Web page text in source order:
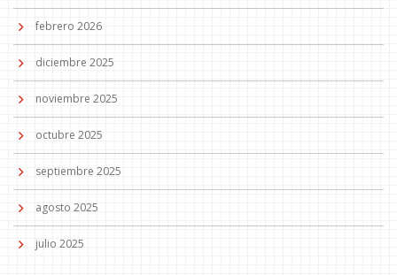
febrero 2026
diciembre 2025
noviembre 2025
octubre 2025
septiembre 2025
agosto 2025
julio 2025